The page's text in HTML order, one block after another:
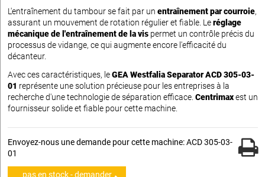
L'entraînement du tambour se fait par un entraînement par courroie,
assurant un mouvement de rotation régulier et fiable. Leréglage
mécanique de l'entraînement de la vis permet un contrôle précis du
processus de vidange, ce qui augmente encore l'efficacité du
décanteur.
Avec ces caractéristiques, leGEA Westfalia Separator ACD 305-03-
01 représente une solution précieuse pour les entreprises à la
recherche d'une technologie de séparation efficace. Centrimaxest un
fournisseur solide et fiable pour cette machine.
Envoyez-nous une demande pour cette machine: ACD 305-03-
01
pas en stock - demander